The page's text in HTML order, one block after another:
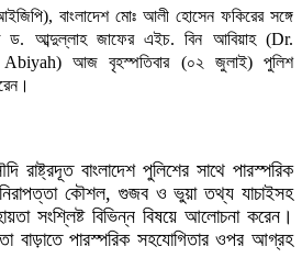
বাংলাদেশ মোঃ আলী হোসেন ফকিরের সঙ্গে
ড. আব্দুল্লাহ জাফের এইচ. বিন আবিয়াহ (Dr.
আজ বৃহস্পতিবার (০২ জুলাই) পুলিশ
রাষ্ট্রদূত বাংলাদেশ পুলিশের সাথে পারস্পরিক
নিরাপত্তা কৌশল, গুজব ও ভুয়া তথ্য যাচাইসহ
সংশ্লিষ্ট বিভিন্ন বিষয়ে আলোচনা করেন।
বাড়াতে পারস্পরিক সহযোগিতার ওপর আগ্রহ